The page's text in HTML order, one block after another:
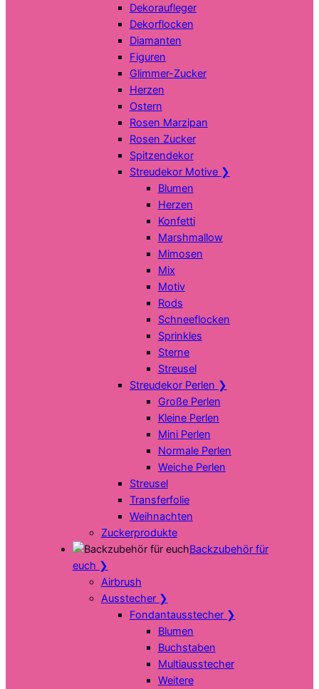
Dekoraufleger
Dekorflocken
Diamanten
Figuren
Glimmer-Zucker
Herzen
Ostern
Rosen Marzipan
Rosen Zucker
Spitzendekor
Streudekor Motive ❯
Blumen
Herzen
Konfetti
Marshmallow
Mimosen
Mix
Motiv
Rods
Schneeflocken
Sprinkles
Sterne
Streusel
Streudekor Perlen ❯
Große Perlen
Kleine Perlen
Mini Perlen
Normale Perlen
Weiche Perlen
Streusel
Transferfolie
Weihnachten
Zuckerprodukte
Backzubehör für
euch ❯
Airbrush
Ausstecher ❯
Fondantausstecher ❯
Blumen
Buchstaben
Multiausstecher
Weitere